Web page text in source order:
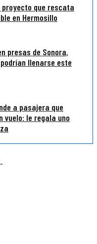
que rescata
en Hermosillo
presas de Sonora,
llenarse este
a pasajera que
vuelo: le regala uno